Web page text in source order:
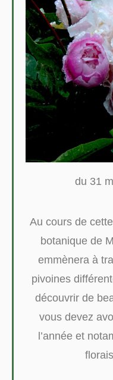
du 31
Au cours de
botanique de
emmènera à
pivoines
découvrir de
vous devez
l’année et